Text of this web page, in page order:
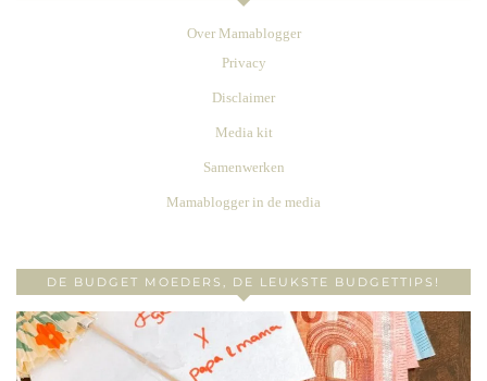
Over Mamablogger
Privacy
Disclaimer
Media kit
Samenwerken
Mamablogger in de media
DE BUDGET MOEDERS, DE LEUKSTE BUDGETTIPS!